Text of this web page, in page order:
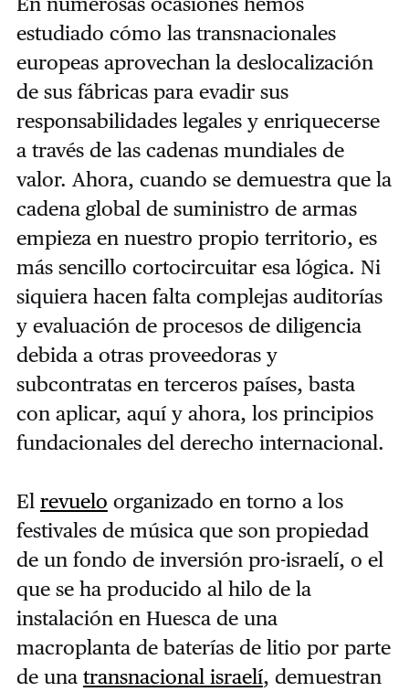
estudiado cómo las transnacionales
europeas aprovechan la deslocalización
de sus fábricas para evadir sus
responsabilidades legales y enriquecerse
a través de las cadenas mundiales de
valor. Ahora, cuando se demuestra que la
cadena global de suministro de armas
empieza en nuestro propio territorio, es
más sencillo cortocircuitar esa lógica. Ni
siquiera hacen falta complejas auditorías
y evaluación de procesos de diligencia
debida a otras proveedoras y
subcontratas en terceros países, basta
con aplicar, aquí y ahora, los principios
fundacionales del derecho internacional.
El revuelo organizado en torno a los
festivales de música que son propiedad
de un fondo de inversión pro-israelí, o el
que se ha producido al hilo de la
instalación en Huesca de una
macroplanta de baterías de litio por parte
de una transnacional israelí, demuestran